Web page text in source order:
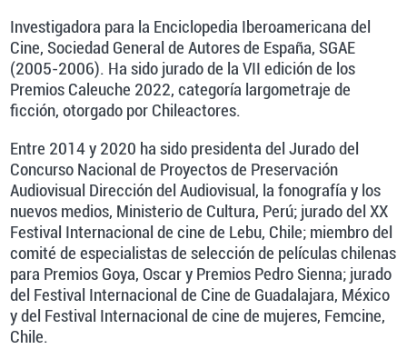
Investigadora para la Enciclopedia Iberoamericana del
Cine, Sociedad General de Autores de España, SGAE
(2005-2006). Ha sido jurado de la VII edición de los
Premios Caleuche 2022, categoría largometraje de
ficción, otorgado por Chileactores.
Entre 2014 y 2020 ha sido presidenta del Jurado del
Concurso Nacional de Proyectos de Preservación
Audiovisual Dirección del Audiovisual, la fonografía y los
nuevos medios, Ministerio de Cultura, Perú; jurado del XX
Festival Internacional de cine de Lebu, Chile; miembro del
comité de especialistas de selección de películas chilenas
para Premios Goya, Oscar y Premios Pedro Sienna; jurado
del Festival Internacional de Cine de Guadalajara, México
y del Festival Internacional de cine de mujeres, Femcine,
Chile.